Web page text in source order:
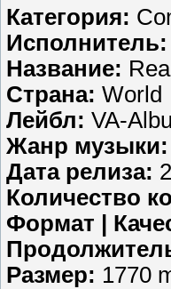
Категория:
Исполнитель:
Название:
Страна: World
Лейбл: VA-
Жанр музыки:
Дата релиза:
Количество
Формат |
Размер: 1770